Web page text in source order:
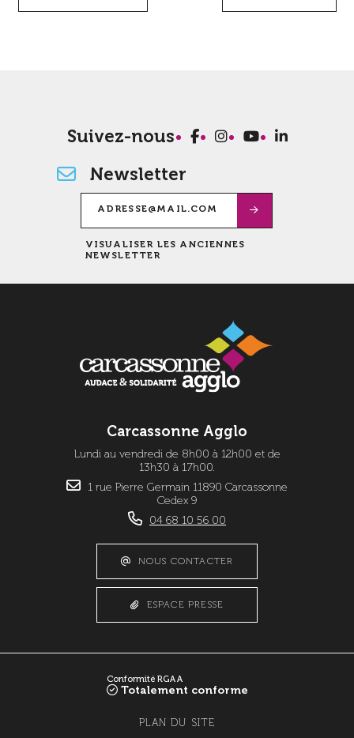
Suivez-nous
Newsletter
VISUALISER LES ANCIENNES
NEWSLETTER
Carcassonne Agglo
Lundi au vendredi de 8h00 à 12h00 et de
13h30 à 17h00.
1 rue Pierre Germain 11890 Carcassonne
Cedex 9
04 68 10 56 00
NOUS CONTACTER
ESPACE PRESSE
Conformité RGAA
Totalement conforme
PLAN DU SITE